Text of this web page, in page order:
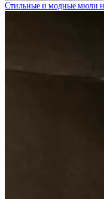
Стильные и модные мюли